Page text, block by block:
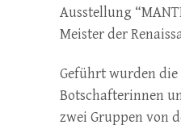
Ausstellung
Meister der
Geführt wurden die
Botschafterinnen
zwei Gruppen von